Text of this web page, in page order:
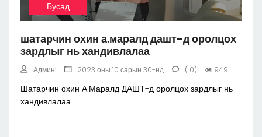
Бусад
шатарчин охин а.маралд дашт-д оролцох
зардлыг нь хандивлалаа
Админ: 2023 оны 10 сарын 30-нд ( 0) 949
Шатарчин охин А.Маралд ДАШТ-д оролцох зардлыг нь
хандивлалаа